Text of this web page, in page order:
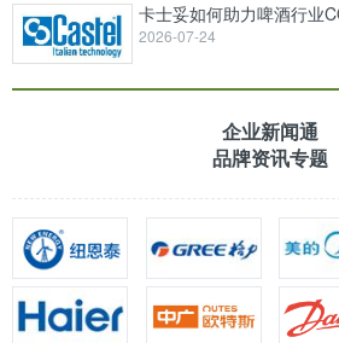
卡士妥如何助力啤酒行业
2026-07-24
企业新闻通
品牌资讯专题